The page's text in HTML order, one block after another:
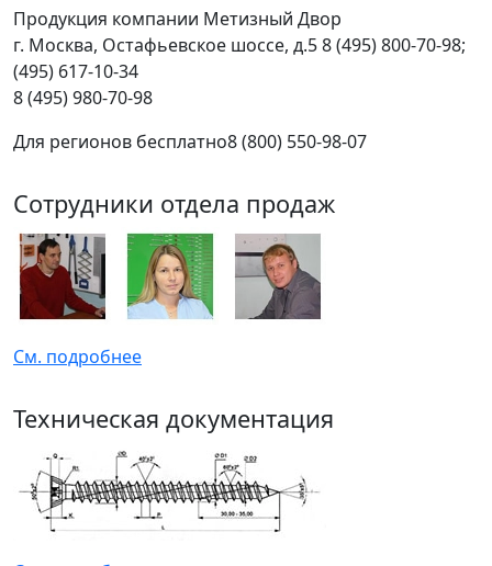
Продукция компании Метизный Двор
г. Москва, Остафьевское шоссе, д.58 (495) 800-70-98;
(495) 617-10-34
8 (495) 980-70-98
Для регионов бесплатно8 (800) 550-98-07
Сотрудники отдела продаж
См. подробнее
Техническая документация